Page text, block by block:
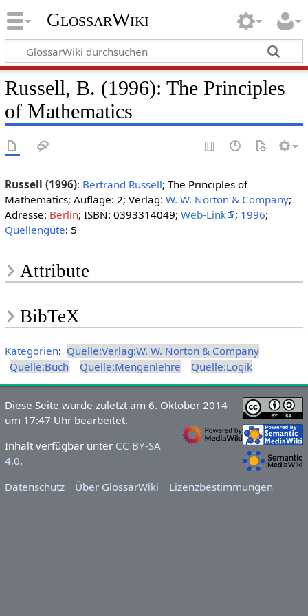
GlossarWiki
Russell, B. (1996): The Principles
of Mathematics
Russell (1996): Bertrand Russell; The Principles of
Mathematics; Auflage: 2; Verlag: W. W. Norton & Company;
Adresse: Berlin; ISBN: 0393314049; Web-Link ; 1996;
Quellengüte: 5
Attribute
BibTeX
Kategorien: Quelle:Verlag:W. W. Norton & Company
Quelle:Buch
Quelle:Mengenlehre Quelle:Logik
Diese Seite wurde zuletzt am 6. Oktober 2014
um 17:47 Uhr bearbeitet.
Inhalt verfügbar unter CC BY-SA
4.0.
Datenschutz
Über GlossarWiki Lizenzbestimmungen